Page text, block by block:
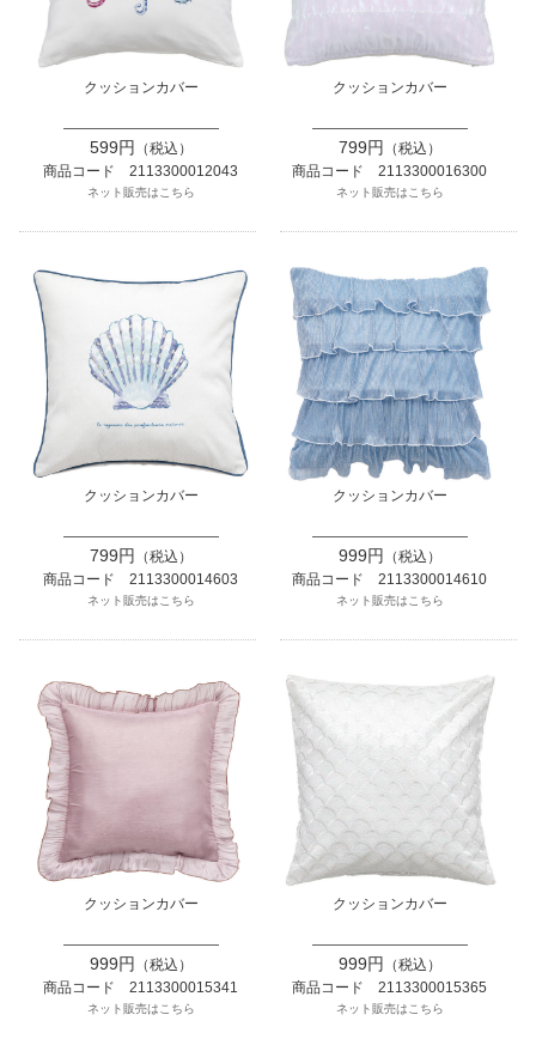
クッションカバー
599円
（税込）
商品コード 2113300012043
ネット販売はこちら
クッションカバー
799円
（税込）
商品コード 2113300016300
ネット販売はこちら
クッションカバー
799円
（税込）
商品コード 2113300014603
ネット販売はこちら
クッションカバー
999円
（税込）
商品コード 2113300014610
ネット販売はこちら
クッションカバー
999円
（税込）
商品コード 2113300015341
ネット販売はこちら
クッションカバー
999円
（税込）
商品コード 2113300015365
ネット販売はこちら